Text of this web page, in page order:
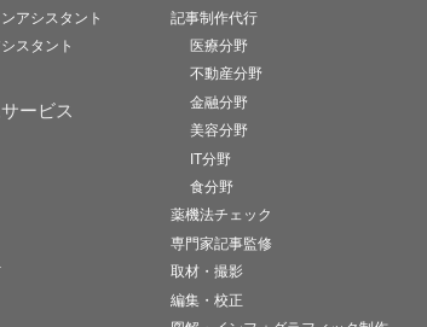
アシスタント
スタント
ービス
記事制作代行
医療分野
不動産分野
金融分野
美容分野
IT分野
食分野
薬機法チェック
専門家記事監修
取材・撮影
編集・校正